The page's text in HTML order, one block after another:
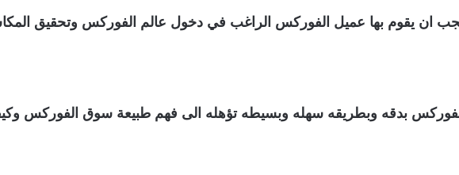
ان يقوم بها عميل الفوركس الراغب في دخول عالم الفوركس وتحقيق
بدقه وبطريقه سهله وبسيطه تؤهله الى فهم طبيعة سوق الفوركس